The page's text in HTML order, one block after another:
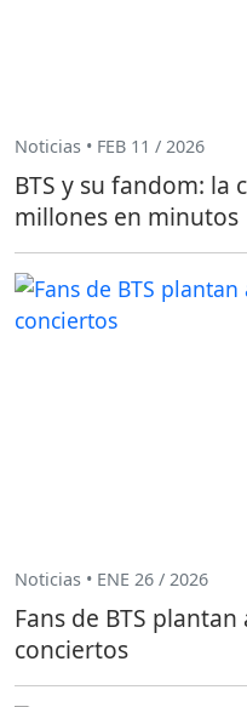
Noticias • FEB 11 / 2026
BTS y su fandom: la
millones en minutos
Noticias • ENE 26 / 2026
Fans de BTS
conciertos